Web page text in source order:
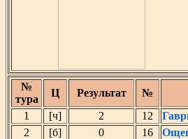
№
тура
Ц Результат №
1
[ч] 2 12
2
[б] 0 16